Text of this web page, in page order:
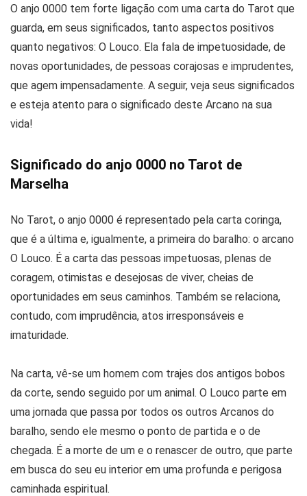
O anjo 0000 tem forte ligação com uma carta do Tarot que
guarda, em seus significados, tanto aspectos positivos
quanto negativos: O Louco. Ela fala de impetuosidade, de
novas oportunidades, de pessoas corajosas e imprudentes,
que agem impensadamente. A seguir, veja seus significados
e esteja atento para o significado deste Arcano na sua
vida!
Significado do anjo 0000 no Tarot de
Marselha
No Tarot, o anjo 0000 é representado pela carta coringa,
que é a última e, igualmente, a primeira do baralho: o arcano
O Louco. É a carta das pessoas impetuosas, plenas de
coragem, otimistas e desejosas de viver, cheias de
oportunidades em seus caminhos. Também se relaciona,
contudo, com imprudência, atos irresponsáveis e
imaturidade.
Na carta, vê-se um homem com trajes dos antigos bobos
da corte, sendo seguido por um animal. O Louco parte em
uma jornada que passa por todos os outros Arcanos do
baralho, sendo ele mesmo o ponto de partida e o de
chegada. É a morte de um e o renascer de outro, que parte
em busca do seu eu interior em uma profunda e perigosa
caminhada espiritual.